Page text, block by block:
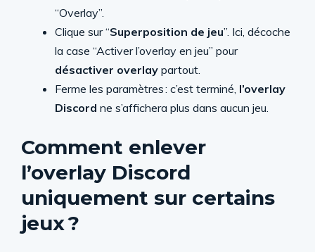
“Overlay”.
Clique sur “Superposition de jeu”. Ici, décoche
la case “Activer l’overlay en jeu” pour
désactiver overlay partout.
Ferme les paramètres : c’est terminé, l’overlay
Discord ne s’affichera plus dans aucun jeu.
Comment enlever
l’overlay Discord
uniquement sur certains
jeux ?